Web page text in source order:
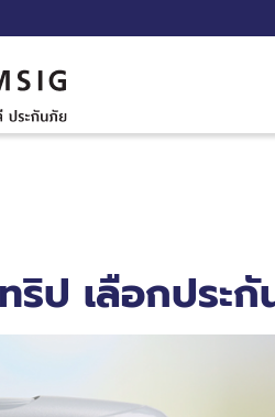
ริป เลือกประ